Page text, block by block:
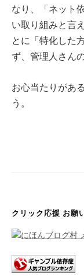
なり、「ネット
い取り組みと言
とに「特化した
ず、管理人さん
お心当たりがあ
う。
クリック応援 お願